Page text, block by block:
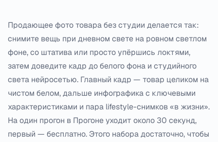
Продающее фото товара без студии делается так:
снимите вещь при дневном свете на ровном светлом
фоне, со штатива или просто упёршись локтями,
затем доведите кадр до белого фона и студийного
света нейросетью. Главный кадр — товар целиком на
чистом белом, дальше инфографика с ключевыми
характеристиками и пара lifestyle-снимков «в жизни».
На один прогон в Прогоне уходит около 30 секунд,
первый — бесплатно. Этого набора достаточно, чтобы